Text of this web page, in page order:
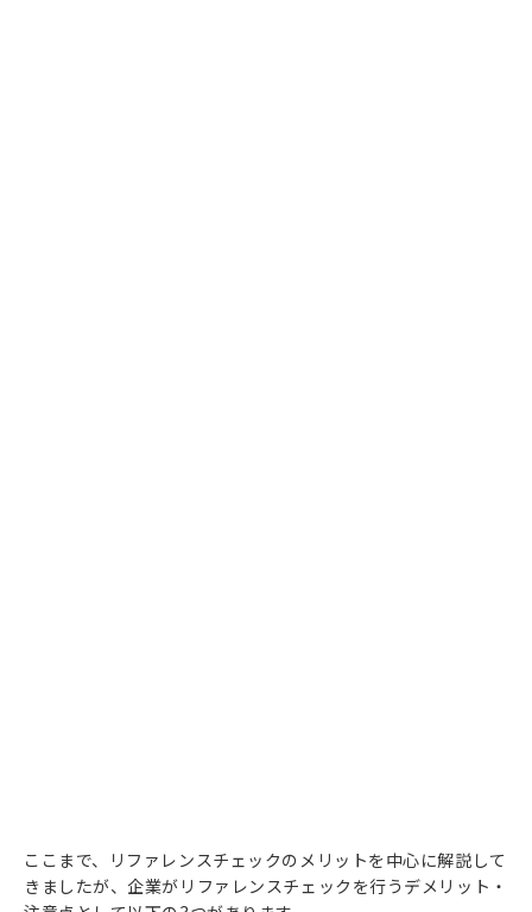
ここまで、リファレンスチェックのメリットを中心に解説して
きましたが、企業がリファレンスチェックを行うデメリット・